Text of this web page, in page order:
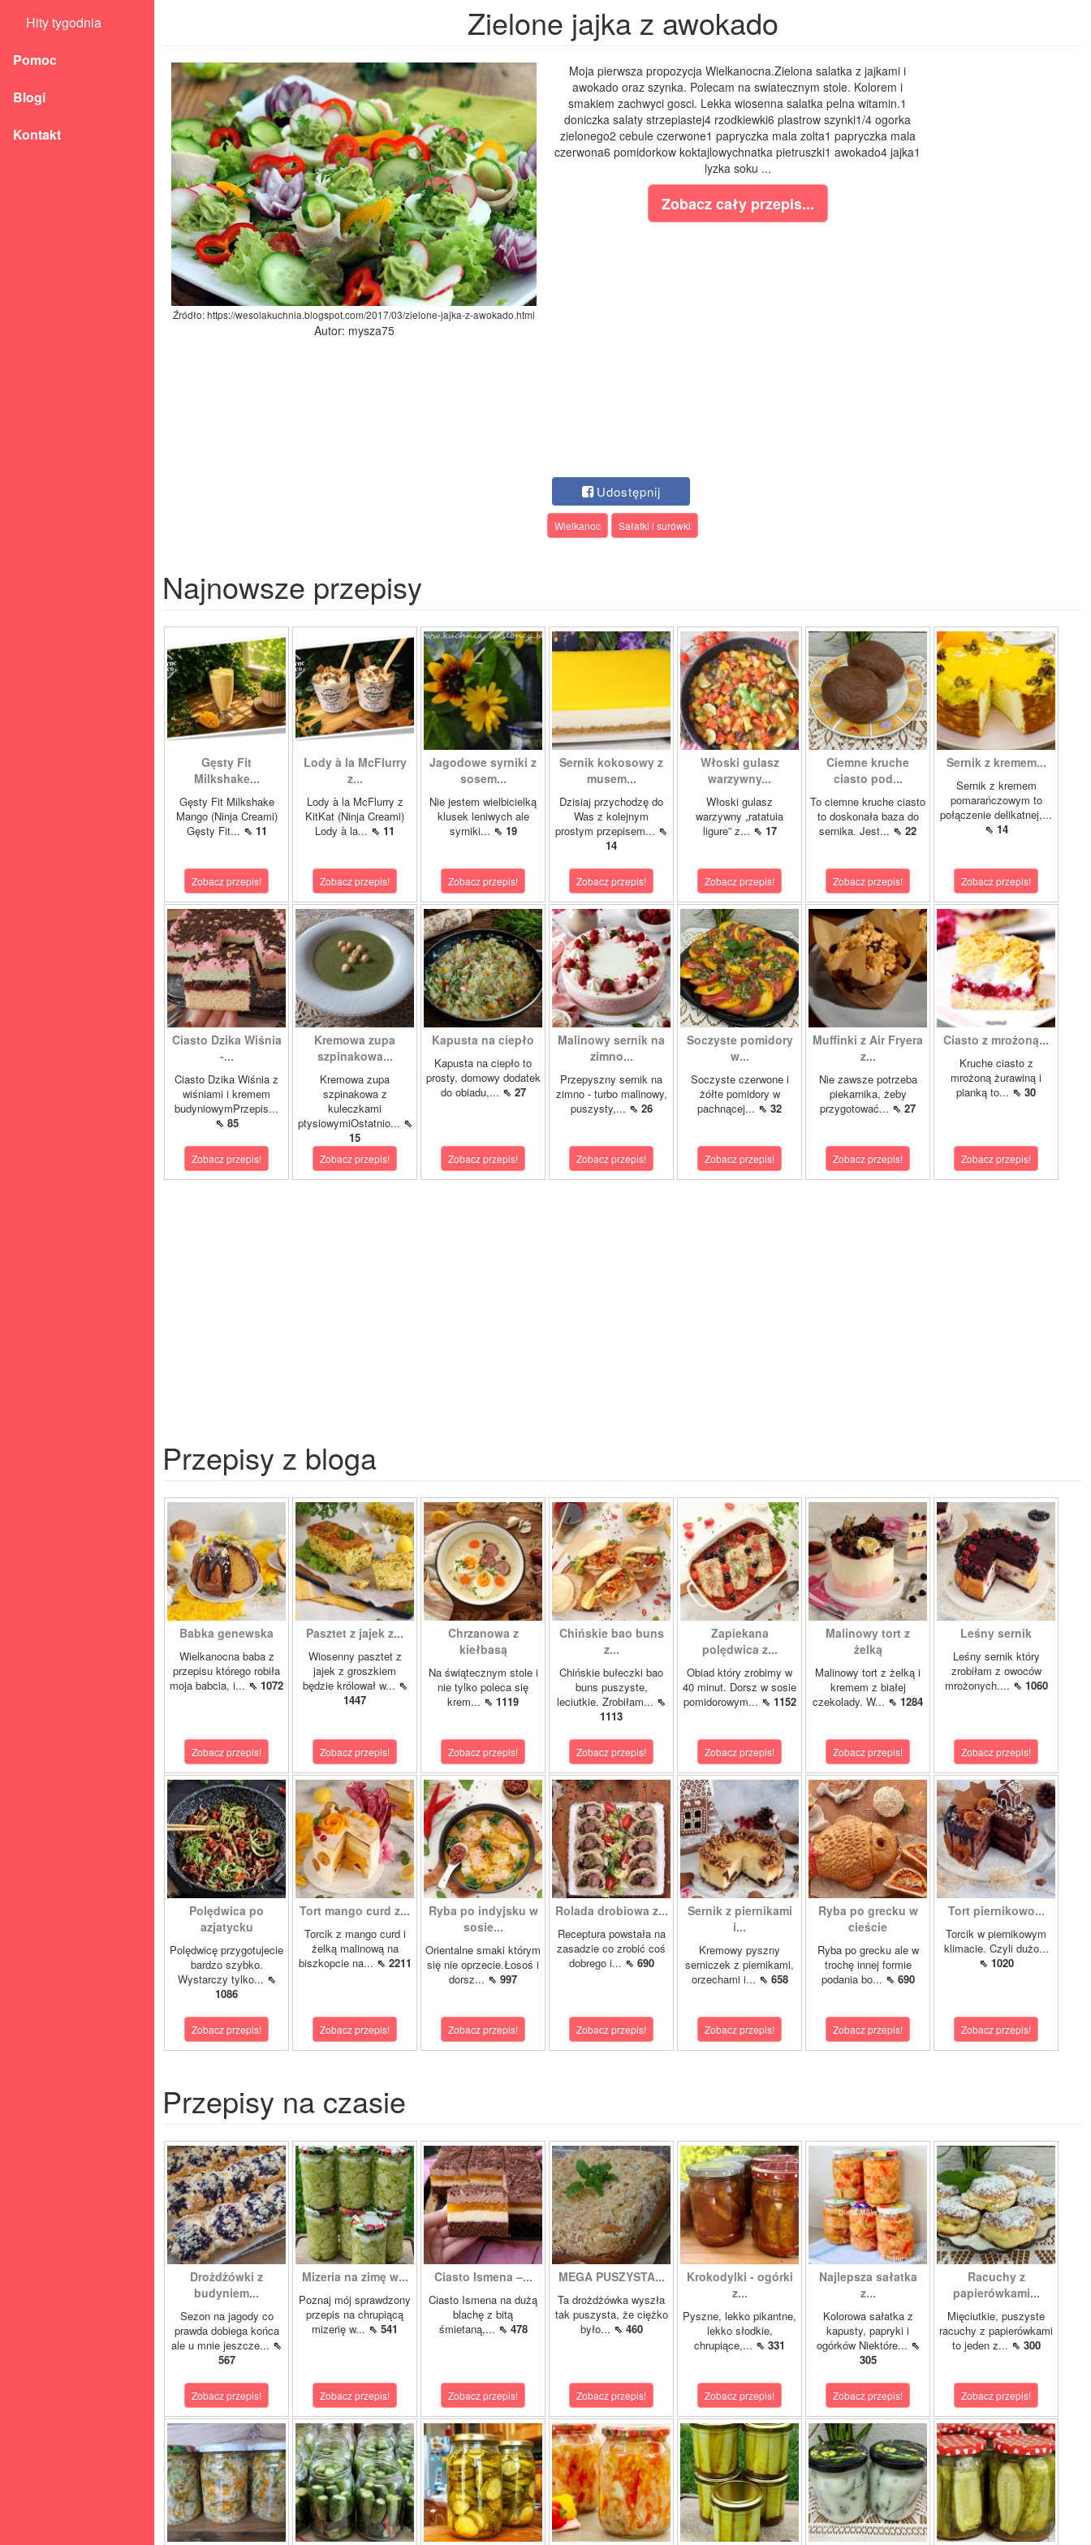
Hity tygodnia
Pomoc
Blogi
Kontakt
Zielone jajka z awokado
Źródło: https://wesolakuchnia.blogspot.com/2017/03/zielone-jajka-z-awokado.html
Autor: mysza75
Moja pierwsza propozycja Wielkanocna.Zielona salatka z jajkami i
awokado oraz szynka. Polecam na swiatecznym stole. Kolorem i
smakiem zachwyci gosci. Lekka wiosenna salatka pelna witamin.1
doniczka salaty strzepiastej4 rzodkiewki6 plastrow szynki1/4 ogorka
zielonego2 cebule czerwone1 papryczka mala zolta1 papryczka mala
czerwona6 pomidorkow koktajlowychnatka pietruszki1 awokado4 jajka1
lyzka soku ...
Zobacz cały przepis...
Udostępnij
Wielkanoc Sałatki i surówki
Najnowsze przepisy
Gęsty Fit
Milkshake...
Gęsty Fit Milkshake
Mango (Ninja Creami)
Gęsty Fit... ⇖ 11
Zobacz przepis!
Lody à la McFlurry
z...
Lody à la McFlurry z
KitKat (Ninja Creami)
Lody à la... ⇖ 11
Zobacz przepis!
Jagodowe syrniki z
sosem...
Nie jestem wielbicielką
klusek leniwych ale
syrniki... ⇖ 19
Zobacz przepis!
Sernik kokosowy z
musem...
Dzisiaj przychodzę do
Was z kolejnym
prostym przepisem... ⇖
14
Zobacz przepis!
Włoski gulasz
warzywny...
Włoski gulasz
warzywny „ratatuia
ligure” z... ⇖ 17
Zobacz przepis!
Ciemne kruche
ciasto pod...
To ciemne kruche ciasto
to doskonała baza do
sernika. Jest... ⇖ 22
Zobacz przepis!
Sernik z kremem...
Sernik z kremem
pomarańczowym to
połączenie delikatnej,...
⇖ 14
Zobacz przepis!
Ciasto Dzika Wiśnia
-...
Ciasto Dzika Wiśnia z
wiśniami i kremem
budyniowymPrzepis...
⇖ 85
Zobacz przepis!
Kremowa zupa
szpinakowa...
Kremowa zupa
szpinakowa z
kuleczkami
ptysiowymiOstatnio... ⇖
15
Zobacz przepis!
Kapusta na ciepło
Kapusta na ciepło to
prosty, domowy dodatek
do obiadu,... ⇖ 27
Zobacz przepis!
Malinowy sernik na
zimno...
Przepyszny sernik na
zimno - turbo malinowy,
puszysty,... ⇖ 26
Zobacz przepis!
Soczyste pomidory
w...
Soczyste czerwone i
żółte pomidory w
pachnącej... ⇖ 32
Zobacz przepis!
Muffinki z Air Fryera
z...
Nie zawsze potrzeba
piekarnika, żeby
przygotować... ⇖ 27
Zobacz przepis!
Ciasto z mrożoną...
Kruche ciasto z
mrożoną żurawiną i
pianką to... ⇖ 30
Zobacz przepis!
Przepisy z bloga
Babka genewska
Wielkanocna baba z
przepisu którego robiła
moja babcia, i... ⇖ 1072
Zobacz przepis!
Pasztet z jajek z...
Wiosenny pasztet z
jajek z groszkiem
będzie królował w... ⇖
1447
Zobacz przepis!
Chrzanowa z
kiełbasą
Na świątecznym stole i
nie tylko poleca się
krem... ⇖ 1119
Zobacz przepis!
Chińskie bao buns
z...
Chińskie bułeczki bao
buns puszyste,
leciutkie. Zrobiłam... ⇖
1113
Zobacz przepis!
Zapiekana
polędwica z...
Obiad który zrobimy w
40 minut. Dorsz w sosie
pomidorowym... ⇖ 1152
Zobacz przepis!
Malinowy tort z
żelką
Malinowy tort z żelką i
kremem z białej
czekolady. W... ⇖ 1284
Zobacz przepis!
Leśny sernik
Leśny sernik który
zrobiłam z owoców
mrożonych.... ⇖ 1060
Zobacz przepis!
Polędwica po
azjatycku
Polędwicę przygotujecie
bardzo szybko.
Wystarczy tylko... ⇖
1086
Zobacz przepis!
Tort mango curd z...
Torcik z mango curd i
żelką malinową na
biszkopcie na... ⇖ 2211
Zobacz przepis!
Ryba po indyjsku w
sosie...
Orientalne smaki którym
się nie oprzecie.Łosoś i
dorsz... ⇖ 997
Zobacz przepis!
Rolada drobiowa z...
Receptura powstała na
zasadzie co zrobić coś
dobrego i... ⇖ 690
Zobacz przepis!
Sernik z piernikami
i...
Kremowy pyszny
serniczek z piernikami,
orzechami i... ⇖ 658
Zobacz przepis!
Ryba po grecku w
cieście
Ryba po grecku ale w
trochę innej formie
podania bo... ⇖ 690
Zobacz przepis!
Tort piernikowo...
Torcik w piernikowym
klimacie. Czyli dużo...
⇖ 1020
Zobacz przepis!
Przepisy na czasie
Drożdżówki z
budyniem...
Sezon na jagody co
prawda dobiega końca
ale u mnie jeszcze... ⇖
567
Zobacz przepis!
Mizeria na zimę w...
Poznaj mój sprawdzony
przepis na chrupiącą
mizerię w... ⇖ 541
Zobacz przepis!
Ciasto Ismena –...
Ciasto Ismena na dużą
blachę z bitą
śmietaną,... ⇖ 478
Zobacz przepis!
MEGA PUSZYSTA...
Ta drożdżówka wyszła
tak puszysta, że ciężko
było... ⇖ 460
Zobacz przepis!
Krokodylki - ogórki
z...
Pyszne, lekko pikantne,
lekko słodkie,
chrupiące,... ⇖ 331
Zobacz przepis!
Najlepsza sałatka
z...
Kolorowa sałatka z
kapusty, papryki i
ogórków Niektóre... ⇖
305
Zobacz przepis!
Racuchy z
papierówkami...
Mięciutkie, puszyste
racuchy z papierówkami
to jeden z... ⇖ 300
Zobacz przepis!